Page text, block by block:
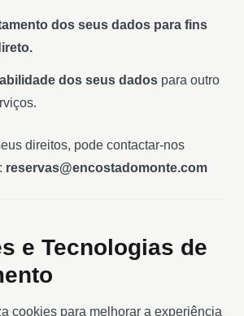
dos seus dados para fins
dos seus dados para outro
direitos, pode contactar-nos
reservas@encostadomonte.com
e Tecnologias de
cookies para melhorar a experiência